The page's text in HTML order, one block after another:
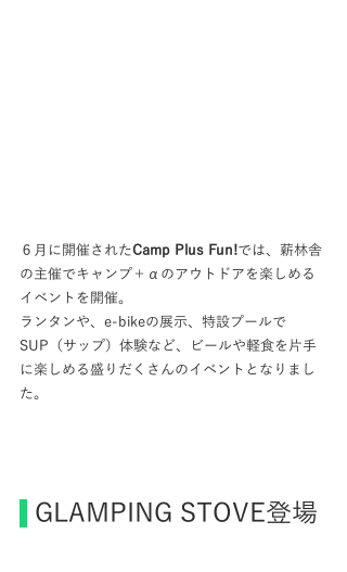
６月に開催されたCamp Plus Fun!では、薪林舎
の主催でキャンプ＋αのアウトドアを楽しめる
イベントを開催。
ランタンや、e-bikeの展示、特設プールで
SUP（サップ）体験など、ビールや軽食を片手
に楽しめる盛りだくさんのイベントとなりまし
た。
GLAMPING STOVE登場